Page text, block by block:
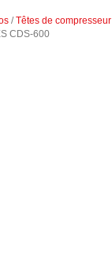
/Têtes de compresseur
CDS-600